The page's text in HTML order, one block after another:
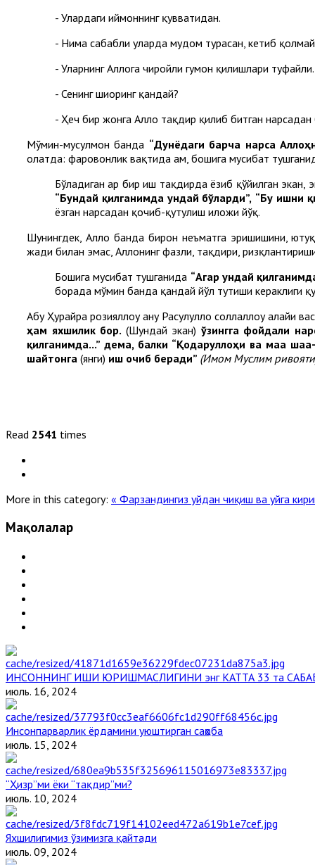
- Улардаги иймоннинг қувватидан.
- Нима сабабли уларда мудом турасан, кетиб
- Уларнинг Аллоҳга чиройли гумон қилишлари туфайли.
- Сенинг шиоринг қандай?
- Ҳеч бир жонга Аллоҳ тақдир қилиб битган
Мўмин-мусулмон банда “Дунёдаги барча нарса
ҳолатда: фаровонлик вақтида ҳам, бошига мусибат
Бўладиган ҳар бир иш тақдирда ёзиб қўйилган
“Бундай қилганимда ундай бўларди”, “Бу ишни
ёзган нарсадан қочиб-қутулиш иложи йўқ.
Шунингдек, Аллоҳ банда бирон неъматга эришишини,
жаҳди билан эмас, Аллоҳнинг фазли, тақдири,
Бошига мусибат тушганида “Агар ундай
борада мўмин банда қандай йўл тутиши кераклиги
Абу Ҳурайра розияллоҳу анҳу Расулуллоҳ соллаллоҳу алайҳи
ҳам яхшилик бор. (Шундай экан) ўзингга фойдали
қилганимда...” дема, балки “Қодаруллоҳи ва маа
шайтонга (янги) иш очиб беради” (Имом Муслим
Read 2541 times
More in this category: « Фарзандингиз уйдан чиқиш ва уйга
Мақолалар
ИНСОННИНГ ИШИ ЮРИШМАСЛИГИНИ энг КАТТА 33 та
июль. 16, 2024
Инсонпарварлик ёрдамини уюштирган саҳоба
июль. 15, 2024
“Ҳизр”ми ёки “тақдир”ми?
июль. 10, 2024
Яхшилигимиз ўзимизга қайтади
июль. 09, 2024